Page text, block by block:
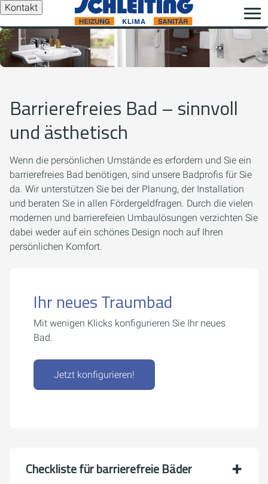
Kontakt
Barrierefreies Bad – sinnvoll
und ästhetisch
Wenn die persönlichen Umstände es erfordern und Sie ein
barrierefreies Bad benötigen, sind unsere Badprofis für Sie
da. Wir unterstützen Sie bei der Planung, der Installation
und beraten Sie in allen Fördergeldfragen. Durch die vielen
modernen und barrierefeien Umbaulösungen verzichten Sie
dabei weder auf ein schönes Design noch auf Ihren
persönlichen Komfort.
Ihr neues Traumbad
Mit wenigen Klicks konfigurieren Sie Ihr neues
Bad.
Jetzt konfigurieren!
Checkliste für barrierefreie Bäder